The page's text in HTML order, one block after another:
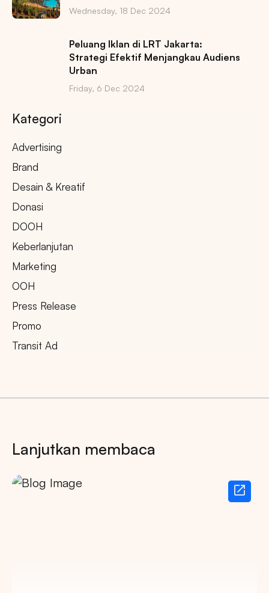
Wednesday, 18 Dec 2024
Peluang Iklan di LRT Jakarta:
Strategi Efektif Menjangkau Audiens
Urban
Friday, 6 Dec 2024
Kategori
Advertising
Brand
Desain & Kreatif
Donasi
DOOH
Keberlanjutan
Marketing
OOH
Press Release
Promo
Transit Ad
Lanjutkan membaca